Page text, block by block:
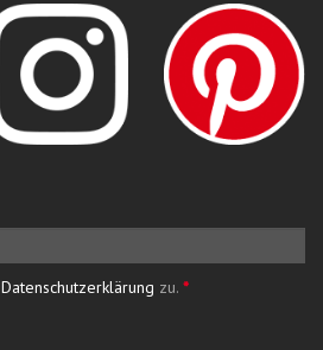
Datenschutzerklärung zu. *